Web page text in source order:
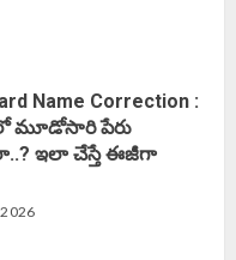
Name Correction :
మూడోసారి పేరు
ఇలా చేస్తే ఈజీగా